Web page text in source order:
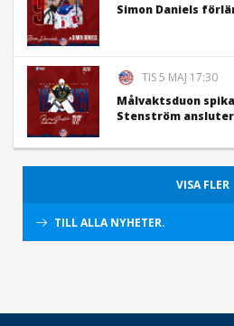
Simon Daniels
TIS 5 MAJ 17:30
Målvaktsduon
Stenström
VISA FLER
TILL ALLA NYHETER.